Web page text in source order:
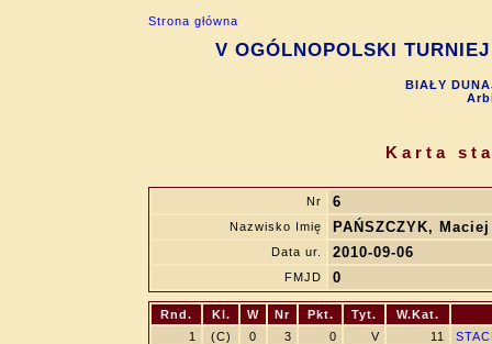
Strona główna
V OGÓLNOPOLSKI
BIAŁY
Karta
Nr 6
Nazwisko Imię PAŃSZCZYK, Maciej
Data ur. 2010-09-06
FMJD 0
Rnd. Kl. W Nr Pkt. Tyt.
W.Kat.
1
(C) 0 3 0 V 11